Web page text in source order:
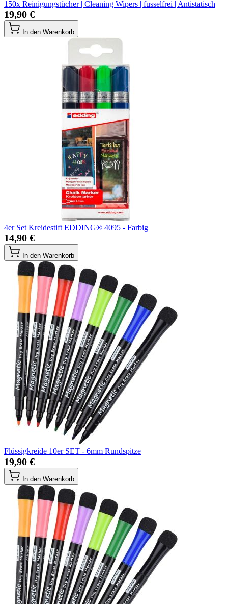
150x Reinigungstücher | Cleaning Wipers | fusselfrei | Antistatisch
19,90 €
In den Warenkorb
4er Set Kreidestift EDDING® 4095 - Farbig
14,90 €
In den Warenkorb
Flüssigkreide 10er SET - 6mm Rundspitze
19,90 €
In den Warenkorb